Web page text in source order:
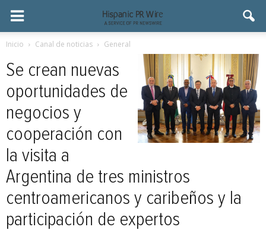
Inicio Canal de noticias General
Se crean nuevas
oportunidades de
negocios y
cooperación con
la visita a
Argentina de tres ministros
centroamericanos y caribeños y la
participación de expertos